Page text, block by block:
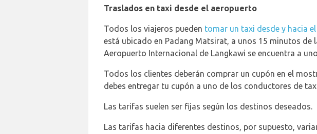
Traslados en taxi desde el aeropuerto
Todos los viajeros pueden tomar un taxi desde y hacia
está ubicado en Padang Matsirat, a unos 15 minutos de
Aeropuerto Internacional de Langkawi se encuentra a
Todos los clientes deberán comprar un cupón en el
debes entregar tu cupón a uno de los conductores de
Las tarifas suelen ser fijas según los destinos deseados.
Las tarifas hacia diferentes destinos, por supuesto,